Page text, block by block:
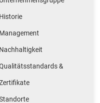
Historie
Management
Nachhaltigkeit
&